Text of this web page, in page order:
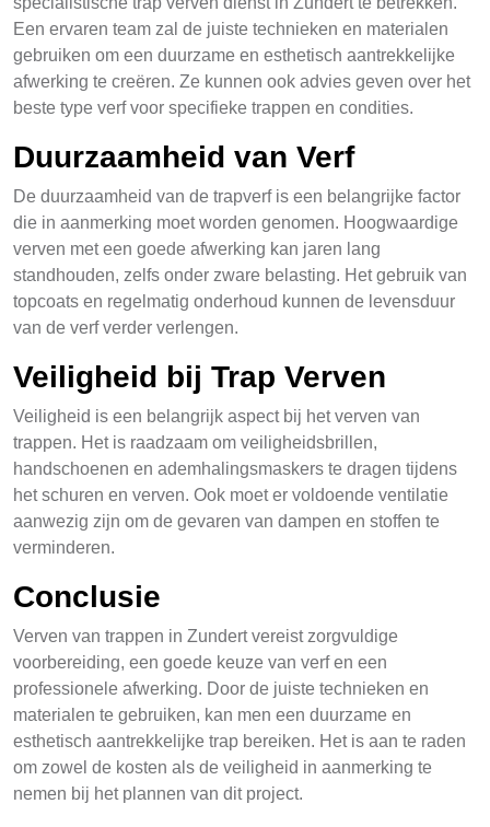
Een ervaren team zal de juiste technieken en materialen
gebruiken om een duurzame en esthetisch aantrekkelijke
afwerking te creëren. Ze kunnen ook advies geven over het
beste type verf voor specifieke trappen en condities.
Duurzaamheid van Verf
De duurzaamheid van de trapverf is een belangrijke factor
die in aanmerking moet worden genomen. Hoogwaardige
verven met een goede afwerking kan jaren lang
standhouden, zelfs onder zware belasting. Het gebruik van
topcoats en regelmatig onderhoud kunnen de levensduur
van de verf verder verlengen.
Veiligheid bij Trap Verven
Veiligheid is een belangrijk aspect bij het verven van
trappen. Het is raadzaam om veiligheidsbrillen,
handschoenen en ademhalingsmaskers te dragen tijdens
het schuren en verven. Ook moet er voldoende ventilatie
aanwezig zijn om de gevaren van dampen en stoffen te
verminderen.
Conclusie
Verven van trappen in Zundert vereist zorgvuldige
voorbereiding, een goede keuze van verf en een
professionele afwerking. Door de juiste technieken en
materialen te gebruiken, kan men een duurzame en
esthetisch aantrekkelijke trap bereiken. Het is aan te raden
om zowel de kosten als de veiligheid in aanmerking te
nemen bij het plannen van dit project.